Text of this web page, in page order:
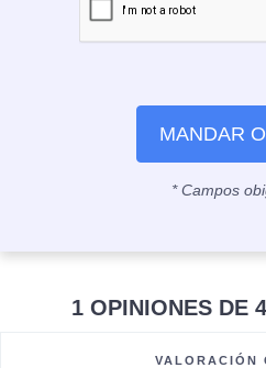
MANDAR
* Campos
1 OPINIONES DE
VALORACIÓN